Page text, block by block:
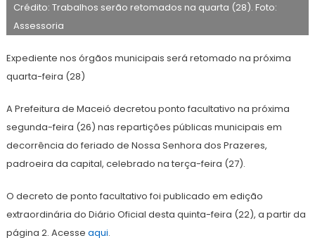
agosto
de
2024
Crédito: Trabalhos serão retomados na quarta (28). Foto:
Assessoria
Expediente nos órgãos municipais será retomado na próxima
quarta-feira (28)
A Prefeitura de Maceió decretou ponto facultativo na próxima
segunda-feira (26) nas repartições públicas municipais em
decorrência do feriado de Nossa Senhora dos Prazeres,
padroeira da capital, celebrado na terça-feira (27).
O decreto de ponto facultativo foi publicado em edição
extraordinária do Diário Oficial desta quinta-feira (22), a partir da
página 2. Acesse aqui.